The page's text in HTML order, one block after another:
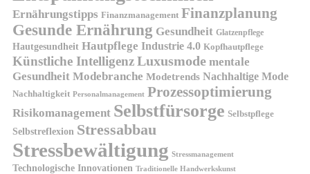
Ernährungstipps Finanzmanagement Finanzplanung
Gesunde Ernährung Gesundheit Glatzenpflege
Hautgesundheit Hautpflege Industrie 4.0 Kopfhautpflege
Künstliche IntelligenzLuxusmode mentale
Gesundheit Modebranche Modetrends Nachhaltige Mode
Nachhaltigkeit Personalmanagement Prozessoptimierung
Risikomanagement Selbstfürsorge Selbstpflege
Selbstreflexion Stressabbau
Stressbewältigung Stressmanagement
Technologische Innovationen Traditionelle Handwerkskunst